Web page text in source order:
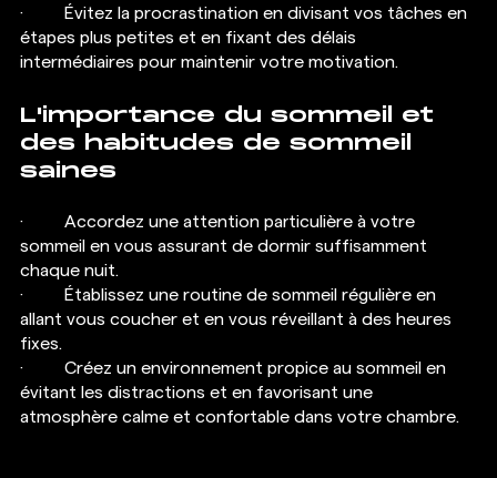
·  	Évitez la procrastination en divisant vos tâches en
étapes plus petites et en fixant des délais
intermédiaires pour maintenir votre motivation.
L'importance du sommeil et
des habitudes de sommeil
saines
·  	Accordez une attention particulière à votre
sommeil en vous assurant de dormir suffisamment
chaque nuit.
·  	Établissez une routine de sommeil régulière en
allant vous coucher et en vous réveillant à des heures
fixes.
·  	Créez un environnement propice au sommeil en
évitant les distractions et en favorisant une
atmosphère calme et confortable dans votre chambre.